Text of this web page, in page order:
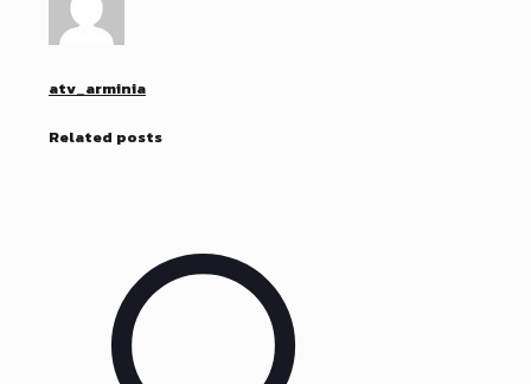
atv_arminia
Related posts